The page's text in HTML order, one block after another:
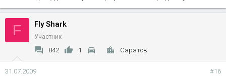
F Fly Shark
Участник
842 1 Саратов
31.07.2009 #16